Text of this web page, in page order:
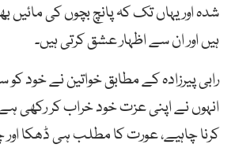
شدہ اور یہاں تک کہ پانچ بچوں کی مائیں
ہیں اور ان سے اظہار عشق کرتی ہیں۔
رابی پیرزادہ کے مطابق خواتین نے خود کو
انہوں نے اپنی عزت خود خراب کر رکھی
کرنا چاہیے، عورت کا مطلب ہی ڈھکا اور